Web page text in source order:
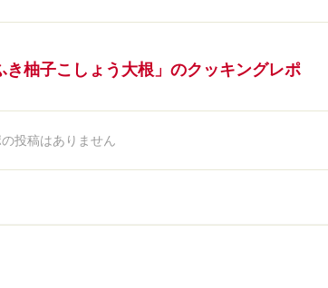
き柚子こしょう大根」のクッキングレポ
投稿はありません